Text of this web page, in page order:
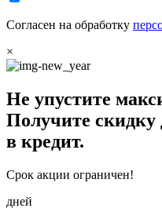
Согласен на обработку
×
Не упустите
Получите скидку
в кредит.
Срок акции ограничен!
дней